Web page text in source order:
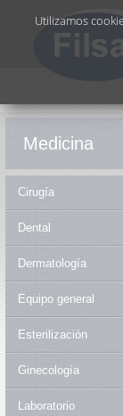
Medicina
Cirugía
Dental
Dermatología
Equipo general
Esterilización
Ginecología
Laboratorio
Utilizamos